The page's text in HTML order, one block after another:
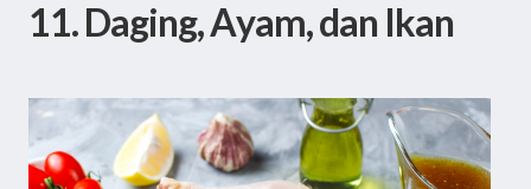
11. Daging, Ayam, dan Ikan